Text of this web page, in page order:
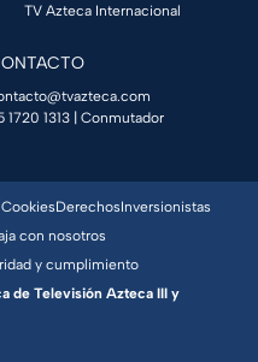
TV Azteca Internacional
1720 1313 | Conmutador
DerechosInversionistas
con nosotros
y cumplimiento
de Televisión Azteca III y